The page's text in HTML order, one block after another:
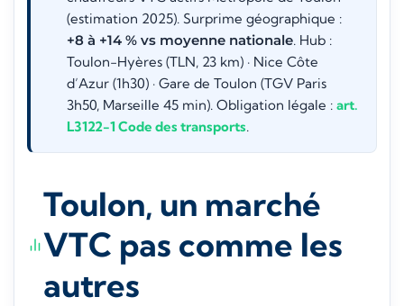
(estimation 2025). Surprime géographique :
+8 à +14 % vs moyenne nationale. Hub :
Toulon-Hyères (TLN, 23 km) · Nice Côte
d’Azur (1h30) · Gare de Toulon (TGV Paris
3h50, Marseille 45 min). Obligation légale : art.
L3122-1 Code des transports.
Toulon, un marché
VTC pas comme les
autres